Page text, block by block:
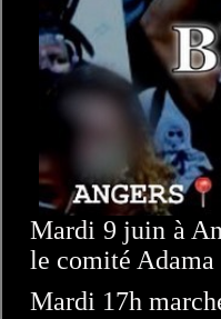
Mardi 9 juin à
le comité
Mardi 17h